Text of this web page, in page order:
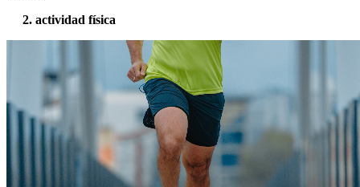
2. actividad física